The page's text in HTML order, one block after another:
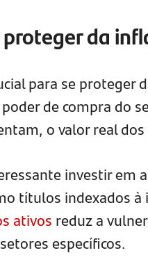
proteger da
para se proteger
de compra do
o valor real
investir em
títulos indexados
ativos reduz a
específicos.